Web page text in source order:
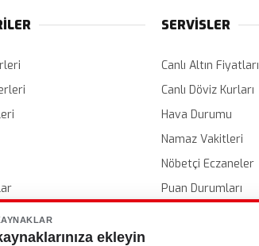
SERVİSLER
Canlı Altın Fiyatları
Canlı Döviz Kurları
Hava Durumu
Namaz Vakitleri
Nöbetçi Eczaneler
Puan Durumları
ekleyin